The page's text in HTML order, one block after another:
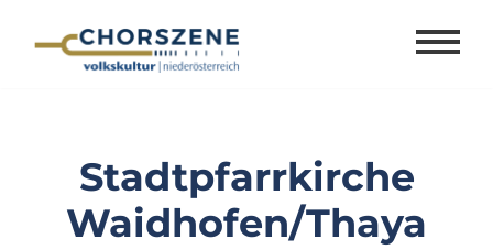
Stadtpfarrkirche
Waidhofen/Thaya